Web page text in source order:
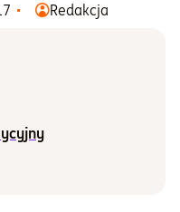
Redakcja